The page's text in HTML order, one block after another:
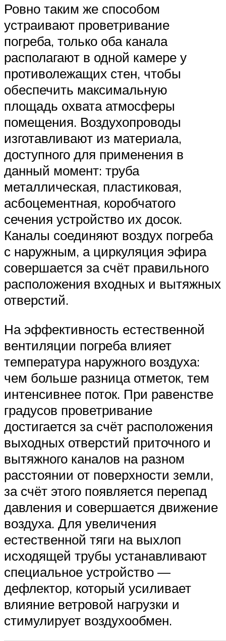
Ровно таким же способом
устраивают проветривание
погреба, только оба канала
располагают в одной камере у
противолежащих стен, чтобы
обеспечить максимальную
площадь охвата атмосферы
помещения. Воздухопроводы
изготавливают из материала,
доступного для применения в
данный момент: труба
металлическая, пластиковая,
асбоцементная, коробчатого
сечения устройство их досок.
Каналы соединяют воздух погреба
с наружным, а циркуляция эфира
совершается за счёт правильного
расположения входных и вытяжных
отверстий.
На эффективность естественной
вентиляции погреба влияет
температура наружного воздуха:
чем больше разница отметок, тем
интенсивнее поток. При равенстве
градусов проветривание
достигается за счёт расположения
выходных отверстий приточного и
вытяжного каналов на разном
расстоянии от поверхности земли,
за счёт этого появляется перепад
давления и совершается движение
воздуха. Для увеличения
естественной тяги на выхлоп
исходящей трубы устанавливают
специальное устройство —
дефлектор, который усиливает
влияние ветровой нагрузки и
стимулирует воздухообмен.